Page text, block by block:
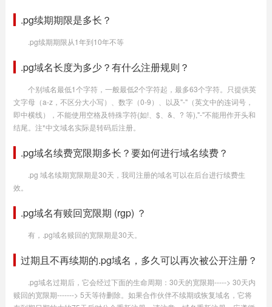
.pg续期期限是多长？
.pg续期期限从1年到10年不等
.pg域名长度为多少？有什么注册规则？
个别域名最低1个字符，一般最低2个字符起，最多63个字符。只提供英
文字母（a-z，不区分大小写）、数字（0-9）、以及"-"（英文中的连词号，
即中横线），不能使用空格及特殊字符(如!、$、&、? 等),"-"不能用作开头和
结尾。注*中文域名实际是转码后注册。
.pg域名续费宽限期多长？要如何进行域名续费？
.pg 域名续期宽限期是30天，我司注册的域名可以在后台进行续费生
效。
.pg域名有赎回宽限期 (rgp) ？
有，.pg域名赎回的宽限期是30天。
过期且不再续期的.pg域名，多久可以再次被公开注册？
.pg域名过期后，它会经过下面的生命周期：30天的宽限期-----> 30天内
赎回的宽限期-------> 5天等待删除。如果合作伙伴不续期或恢复域名，它将